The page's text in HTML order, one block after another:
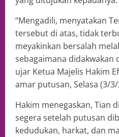
“Mengadili, menyatakan
tersebut di atas, tidak
meyakinkan bersalah
sebagaimana didakwakan
ujar Ketua Majelis Hakim
amar putusan, Selasa (3/3/
Hakim menegaskan, Tian
segera setelah putusan
kedudukan, harkat, dan